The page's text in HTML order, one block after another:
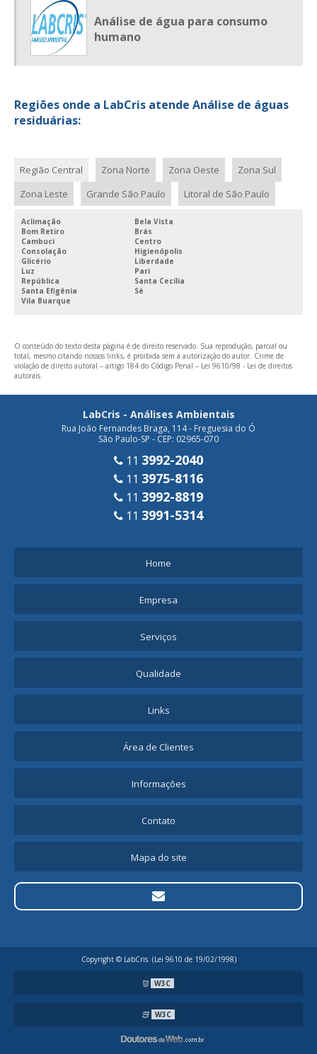
Análise de água para consumo
humano
Regiões onde a LabCris atende Análise de águas
residuárias:
Região Central Zona Norte Zona Oeste
Zona Sul
Zona Leste
Grande São Paulo Litoral de São Paulo
Aclimação
Bela Vista
Bom Retiro
Brás
Cambuci
Centro
Consolação
Higienópolis
Glicério
Liberdade
Luz
Pari
República
Santa Cecília
Santa Efigênia
Sé
Vila Buarque
O conteúdo do texto desta página é de direito reservado. Sua reprodução, parcial ou
total, mesmo citando nossos links, é proibida sem a autorização do autor. Crime de
violação de direito autoral – artigo 184 do Código Penal – Lei 9610/98 - Lei de direitos
autorais.
LabCris - Análises Ambientais
Rua João Fernandes Braga, 114 - Freguesia do Ó
São Paulo-SP - CEP: 02965-070
11 3992-2040
11 3975-8116
11 3992-8819
11 3991-5314
Home
Empresa
Serviços
Qualidade
Links
Área de Clientes
Informações
Contato
Mapa do site
Copyright © LabCris. (Lei 9610 de 19/02/1998)
W3C
W3C